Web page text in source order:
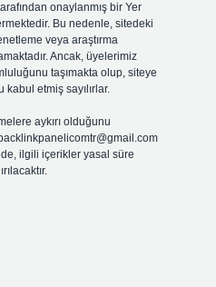
onaylanmış bir Yer
Bu nedenle, sitedeki
veya araştırma
Ancak, üyelerimiz
taşımakta olup, siteye
etmiş sayılırlar.
aykırı olduğunu
ilgili içerikler yasal süre